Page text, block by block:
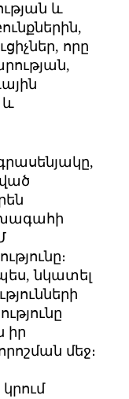
և
որը
և
նկատել
իր
մեջ։